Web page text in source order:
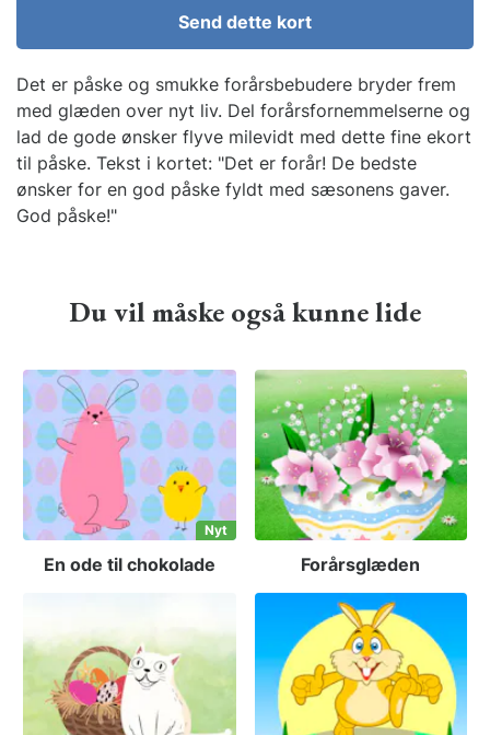
Send dette kort
Det er påske og smukke forårsbebudere bryder frem
med glæden over nyt liv. Del forårsfornemmelserne og
lad de gode ønsker flyve milevidt med dette fine ekort
til påske. Tekst i kortet: "Det er forår! De bedste
ønsker for en god påske fyldt med sæsonens gaver.
God påske!"
Du vil måske også kunne lide
Nyt
En ode til chokolade Forårsglæden